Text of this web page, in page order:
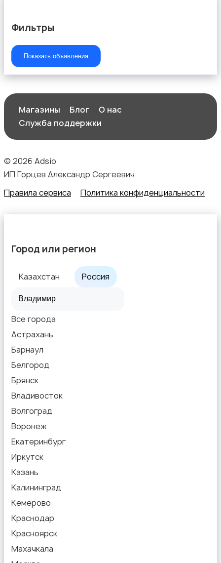
Фильтры
Показать объявления
Магазины Блог
О нас
Служба поддержки
© 2026 Adsio
ИП Горцев Александр Сергеевич
Правила сервиса
Политика конфиденциальности
Город или регион
Казахстан Россия
Все города
Астрахань
Барнаул
Белгород
Брянск
Владивосток
Волгоград
Воронеж
Екатеринбург
Иркутск
Казань
Калининград
Кемерово
Краснодар
Красноярск
Махачкала